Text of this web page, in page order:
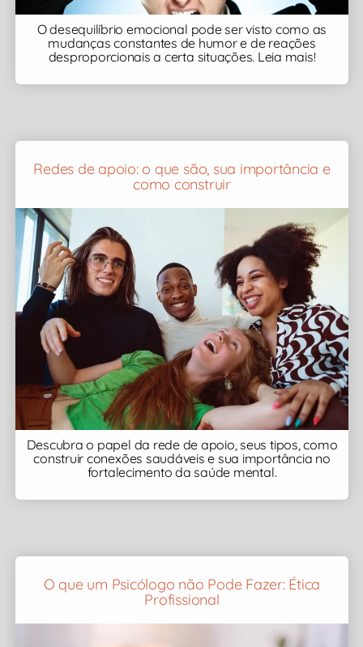
O desequilíbrio emocional pode ser visto como as
mudanças constantes de humor e de reações
desproporcionais a certa situações. Leia mais!
Redes de apoio: o que são, sua importância e
como construir
Descubra o papel da rede de apoio, seus tipos, como
construir conexões saudáveis e sua importância no
fortalecimento da saúde mental.
O que um Psicólogo não Pode Fazer: Ética
Profissional